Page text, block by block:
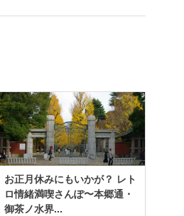
お正月休みにもいかが？ レト
ロ情緒満喫さんぽ〜本郷通・
御茶ノ水界...